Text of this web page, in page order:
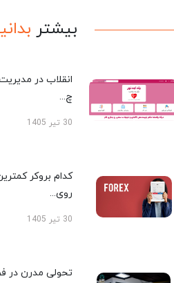
بیشتر
انقلاب در مدیریت
چ...
30 تیر 1405
کدام بروکر
روی...
30 تیر 1405
تحولی مدرن در